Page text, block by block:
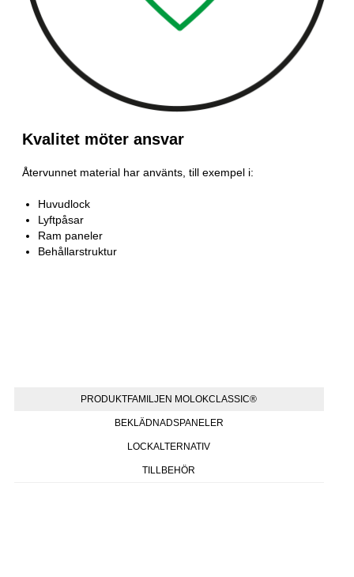
Kvalitet möter ansvar
Återvunnet material har använts, till exempel i:
Huvudlock
Lyftpåsar
Ram paneler
Behållarstruktur
PRODUKTFAMILJEN MOLOKCLASSIC®
BEKLÄDNADSPANELER
LOCKALTERNATIV
TILLBEHÖR